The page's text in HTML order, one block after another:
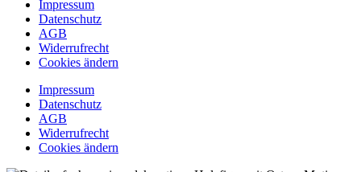
Impressum
Datenschutz
AGB
Widerrufrecht
Cookies ändern
Impressum
Datenschutz
AGB
Widerrufrecht
Cookies ändern